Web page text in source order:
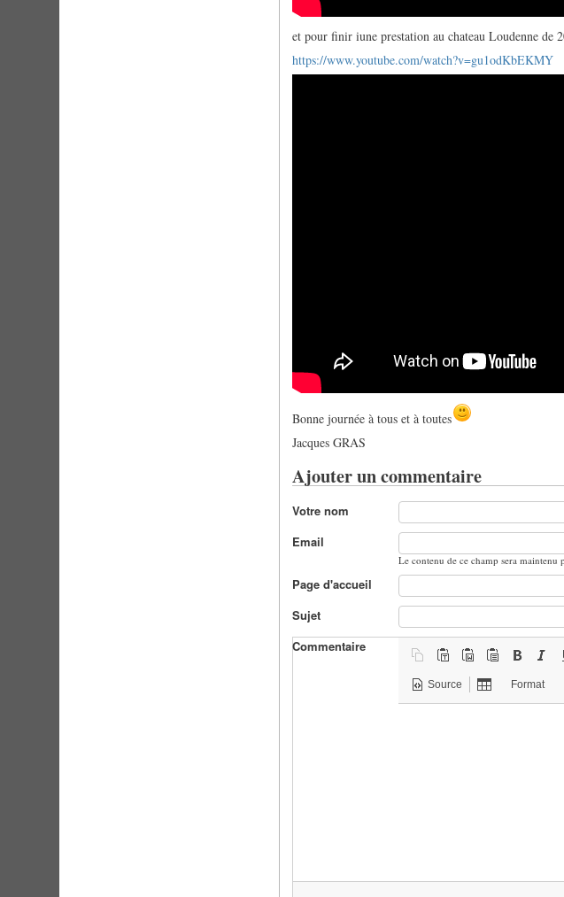
et pour finir iune prestation au chateau Loudenne de
https://www.youtube.com/watch?v=gu1odKbEKMY
Bonne journée à tous et à toutes
Jacques GRAS
Ajouter un commentaire
Votre nom
Email
Le contenu de ce champ sera maintenu
Page d'accueil
Sujet
Commentaire
Source Format